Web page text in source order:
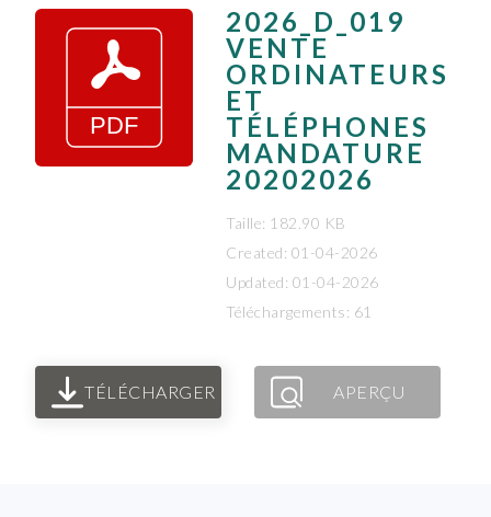
2026_D_019
VENTE
ORDINATEURS
ET
TÉLÉPHONES
MANDATURE
20202026
Taille: 182.90 KB
Created: 01-04-2026
Updated: 01-04-2026
Téléchargements: 61
TÉLÉCHARGER APERÇU